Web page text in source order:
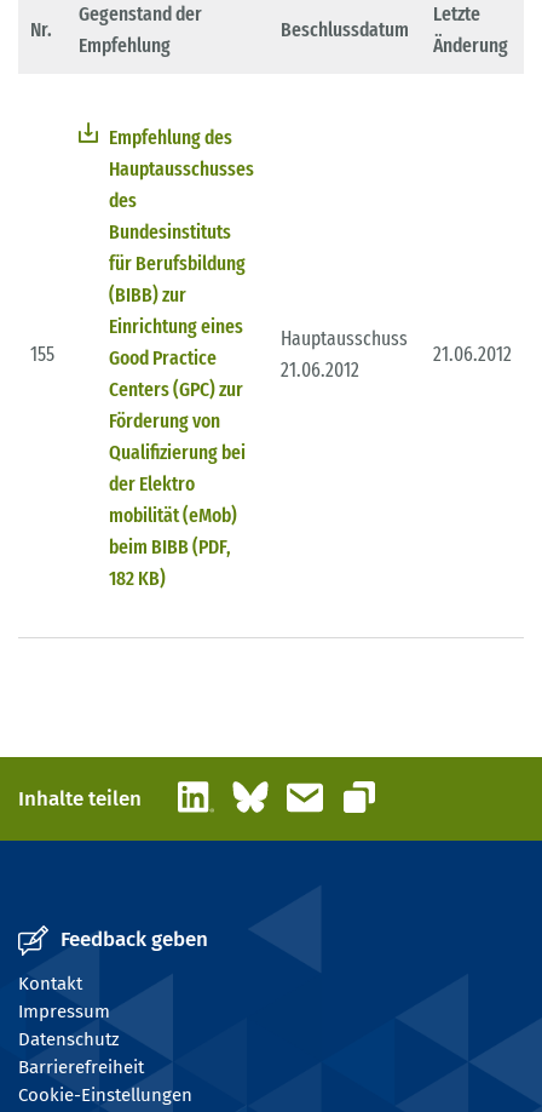
Nr.
Gegenstand der
Empfehlung
Beschlussdatum
Letzte
Änderung
155
Empfehlung des
Hauptausschusses
des
Bundesinstituts
für Berufsbildung
(BIBB) zur
Einrichtung eines
Good Practice
Centers (GPC) zur
Förderung von
Qualifizierung bei
der Elektro
mobilität (eMob)
beim BIBB (PDF,
182 KB)
Hauptausschuss
21.06.2012
21.06.2012
Inhalte teilen LinkedInBlueskyE-Mail
Link kopieren
Feedback geben
Kontakt
Impressum
Datenschutz
Barrierefreiheit
Cookie-Einstellungen